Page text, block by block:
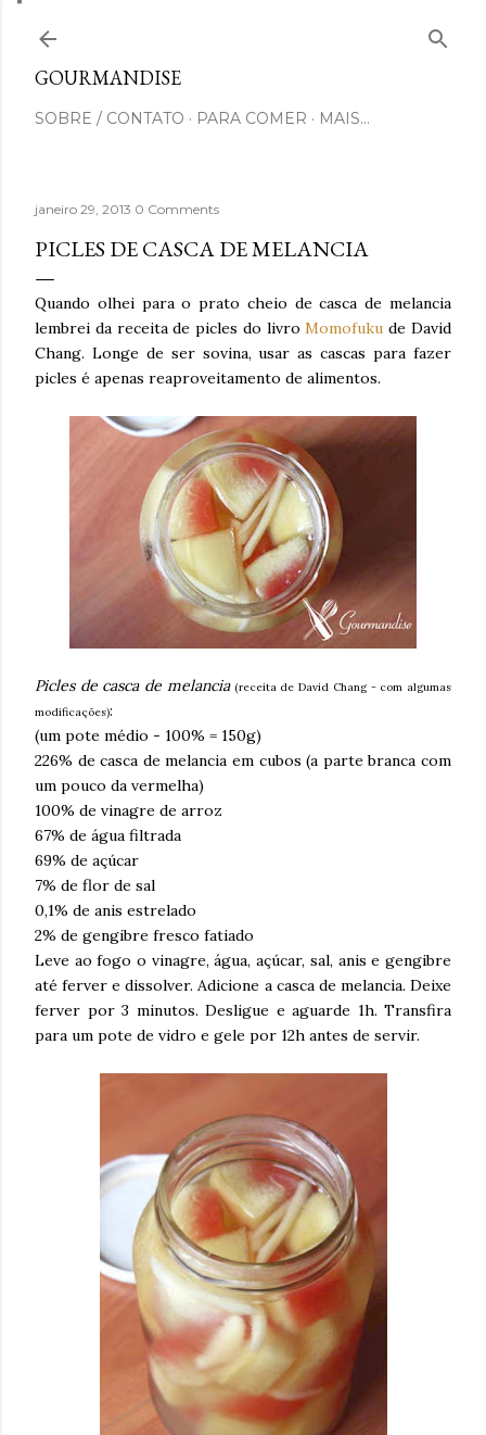
GOURMANDISE
SOBRE / CONTATO PARA COMER MAIS…
janeiro 29, 2013 0 Comments
PICLES DE CASCA DE MELANCIA
Quando olhei para o prato cheio de casca de melancia
lembrei da receita de picles do livroMomofuku de David
Chang. Longe de ser sovina, usar as cascas para fazer
picles é apenas reaproveitamento de alimentos.
Picles de casca de melancia(receita de David Chang - com algumas
modificações):
(um pote médio - 100% = 150g)
226% de casca de melancia em cubos (a parte branca com
um pouco da vermelha)
100% de vinagre de arroz
67% de água filtrada
69% de açúcar
7% de flor de sal
0,1% de anis estrelado
2% de gengibre fresco fatiado
Leve ao fogo o vinagre, água, açúcar, sal, anis e gengibre
até ferver e dissolver. Adicione a casca de melancia. Deixe
ferver por 3 minutos. Desligue e aguarde 1h. Transfira
para um pote de vidro e gele por 12h antes de servir.